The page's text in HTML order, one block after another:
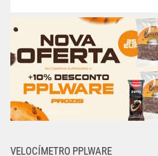
VELOCÍMETRO PPLWARE